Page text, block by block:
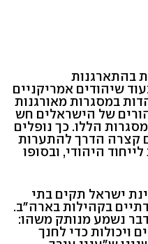
בהתארגנות
שיהודים אמריקניים
במסגרות מאורגנות
של הישראלים חש
הללו. כך נופלים
קצרה הדרך להתערות
היהודי, ובסופו
ישראל תקים בתי
בקהילות בארה"ב.
נשמע מנותק משהו:
כדי לחנך